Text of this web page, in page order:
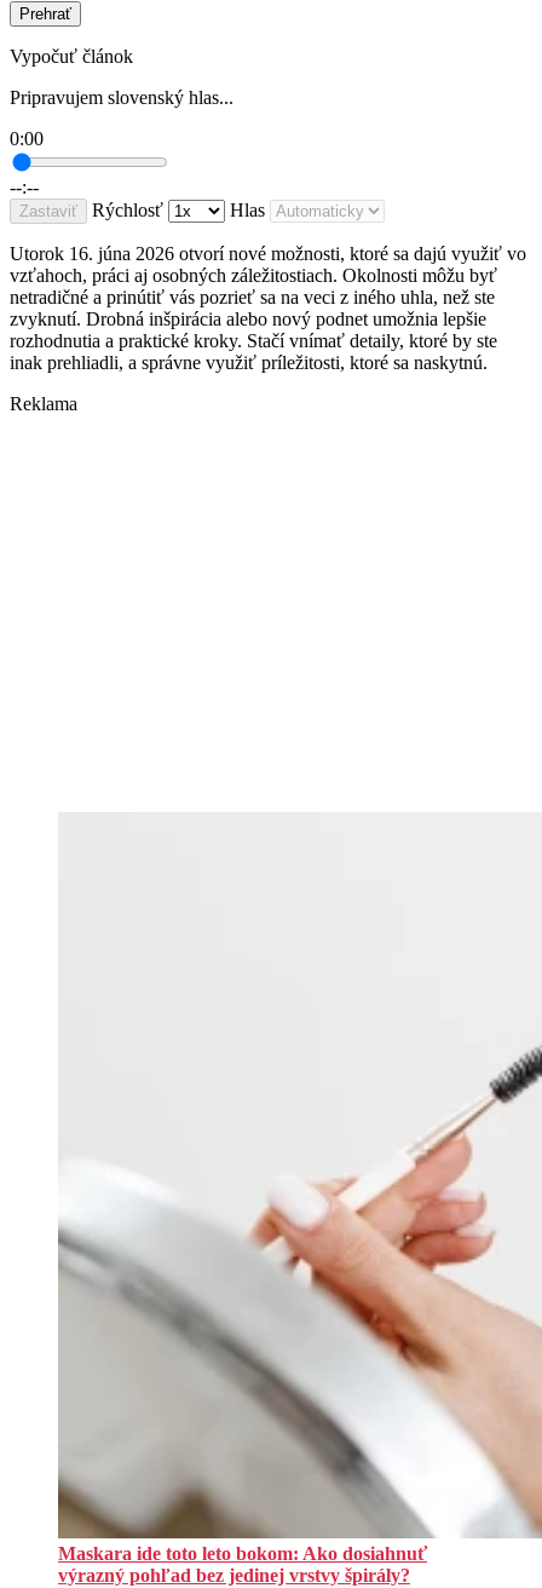
Prehrať
Vypočuť článok
Pripravujem slovenský hlas...
0:00
--:--
Zastaviť Rýchlosť Hlas
Utorok 16. júna 2026 otvorí nové možnosti, ktoré sa dajú využiť vo
vzťahoch, práci aj osobných záležitostiach. Okolnosti môžu byť
netradičné a prinútiť vás pozrieť sa na veci z iného uhla, než ste
zvyknutí. Drobná inšpirácia alebo nový podnet umožnia lepšie
rozhodnutia a praktické kroky. Stačí vnímať detaily, ktoré by ste
inak prehliadli, a správne využiť príležitosti, ktoré sa naskytnú.
Reklama
Maskara ide toto leto bokom: Ako dosiahnuť
výrazný pohľad bez jedinej vrstvy špirály?